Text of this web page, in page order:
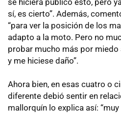
se hiciera público esto, pero
sí, es cierto”. Además,
“para ver la posición de los
adapto a la moto. Pero no
probar mucho más por miedo
y me hiciese daño”.
Ahora bien, en esas cuatro o
diferente debió sentir en
mallorquín lo explica así: